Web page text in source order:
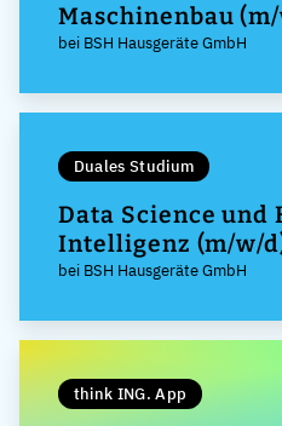
Maschinenbau
bei BSH Hausgeräte GmbH
Duales Studium
Data Science und
Intelligenz (m/w/
bei BSH Hausgeräte GmbH
think ING. App